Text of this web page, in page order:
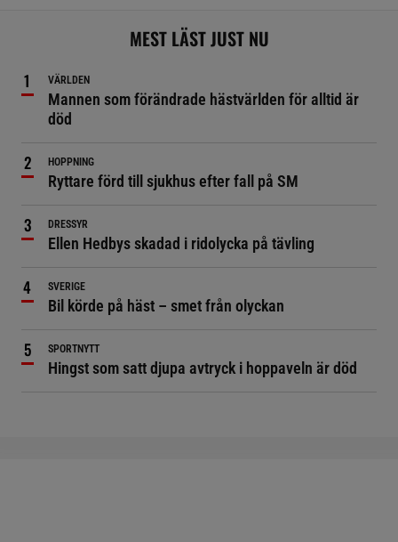
MEST LÄST JUST NU
VÄRLDEN
Mannen som förändrade hästvärlden för alltid är
död
HOPPNING
Ryttare förd till sjukhus efter fall på SM
DRESSYR
Ellen Hedbys skadad i ridolycka på tävling
SVERIGE
Bil körde på häst – smet från olyckan
SPORTNYTT
Hingst som satt djupa avtryck i hoppaveln är död